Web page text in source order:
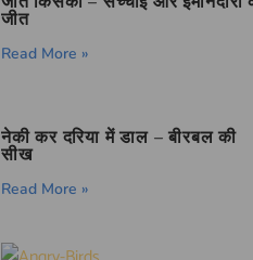
जीत
Read More »
नेकी कर दरिया में डाल – बीरबल की
सीख
Read More »